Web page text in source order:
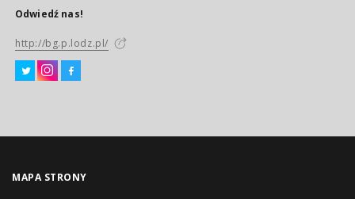
Odwiedź nas!
http://bg.p.lodz.pl/
MAPA STRONY